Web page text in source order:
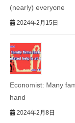
(nearly) everyone
2024年2月15日
Economist: Many
hand
2024年2月8日